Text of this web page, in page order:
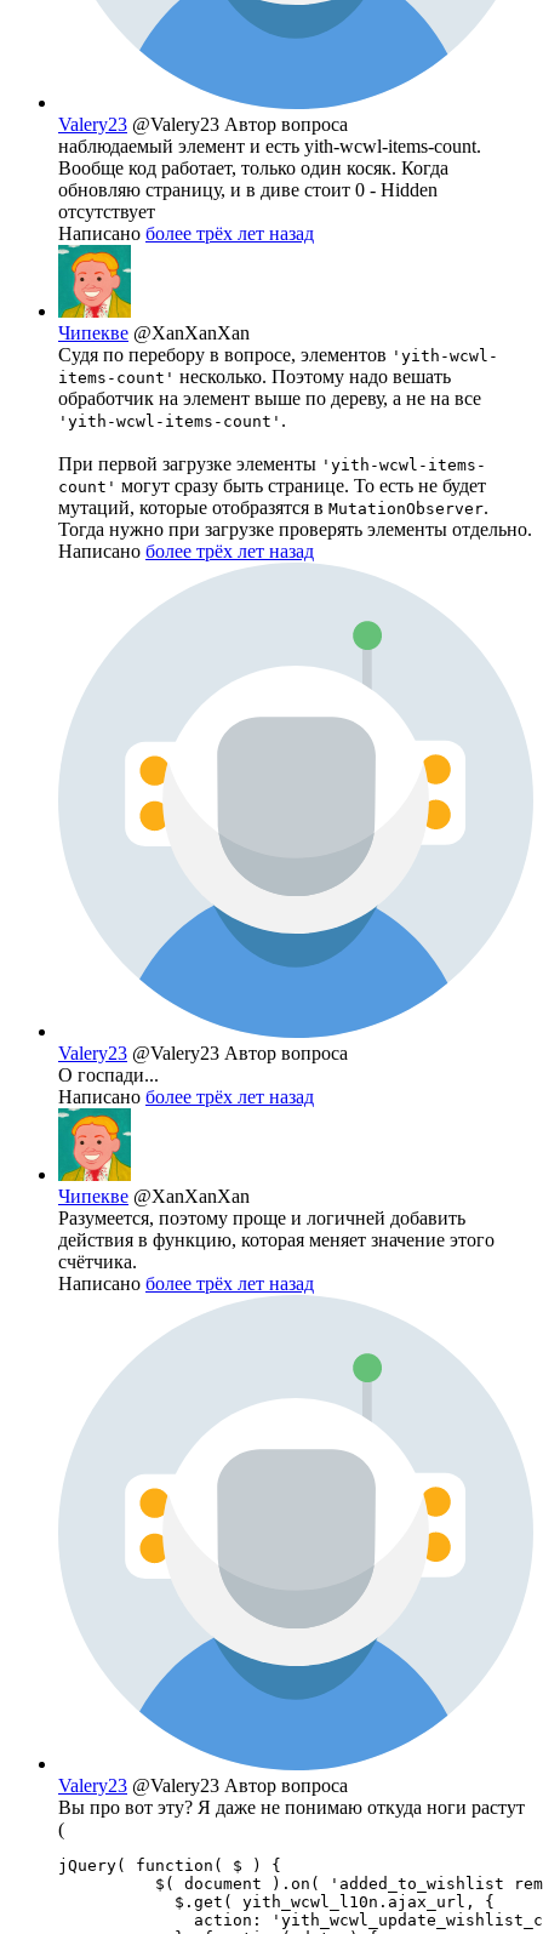
Valery23 @Valery23 Автор вопроса
наблюдаемый элемент и есть yith-wcwl-items-count.
Вообще код работает, только один косяк. Когда
обновляю страницу, и в диве стоит 0 - Hidden
отсутствует
Написано более трёх лет назад
Чипекве @XanXanXan
Судя по перебору в вопросе, элементов 'yith-wcwl-
items-count' несколько. Поэтому надо вешать
обработчик на элемент выше по дереву, а не на все
'yith-wcwl-items-count' .
При первой загрузке элементы 'yith-wcwl-items-
count' могут сразу быть странице. То есть не будет
мутаций, которые отобразятся в MutationObserver.
Тогда нужно при загрузке проверять элементы отдельно.
Написано более трёх лет назад
Valery23 @Valery23 Автор вопроса
О госпади...
Написано более трёх лет назад
Чипекве @XanXanXan
Разумеется, поэтому проще и логичней добавить
действия в функцию, которая меняет значение этого
счётчика.
Написано более трёх лет назад
Valery23 @Valery23 Автор вопроса
Вы про вот эту? Я даже не понимаю откуда ноги растут
(
jQuery( function( $ ) {
$( document ).on( 'added_to_wishlist
            $.get( yith_wcwl_l10n.ajax_url, {
action: